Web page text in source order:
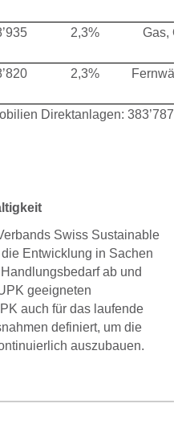
2,3% Gas, Öl
2,3%
Direktanlagen: 383’787
Swiss Sustainable
Entwicklung in Sachen
ab und
geeigneten
auch für das laufende
definiert, um die
auszubauen.